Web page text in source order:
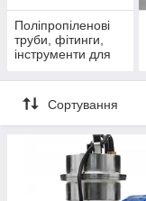
Поліпропіленові
труби, фітинги,
інструменти для
труб
Сортування